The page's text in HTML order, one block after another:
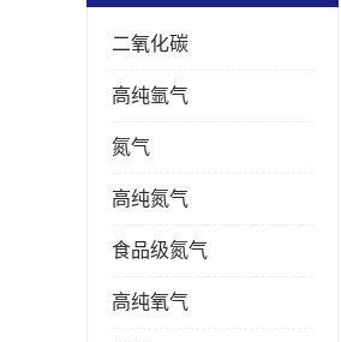
二氧化碳
高纯氩气
氮气
高纯氮气
食品级氮气
高纯氧气